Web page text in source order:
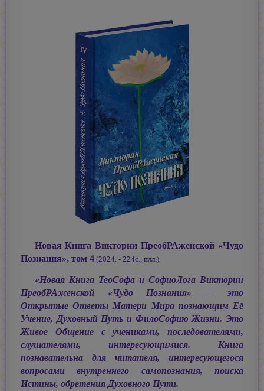
Новая Книга Виктории ПреобРАженской «Чудо
Познания», том 4(2024. - 224с., илл.).
«Новая Книга ТеоСофа и СофиоЛога Виктории
ПреобРАженской «Чудо Познания» — это
Открытые Ответы Матери Мира познающим Её
Учение, Духовный Путь и ФилоСофию Жизни. Это
Живое Общение с учениками, последователями,
слушателями, интересующимися. Книга
познавательна для читателя, интересующегося
вопросами внутреннего самопознания, поиска
Истины, обретения Духовного Пути.